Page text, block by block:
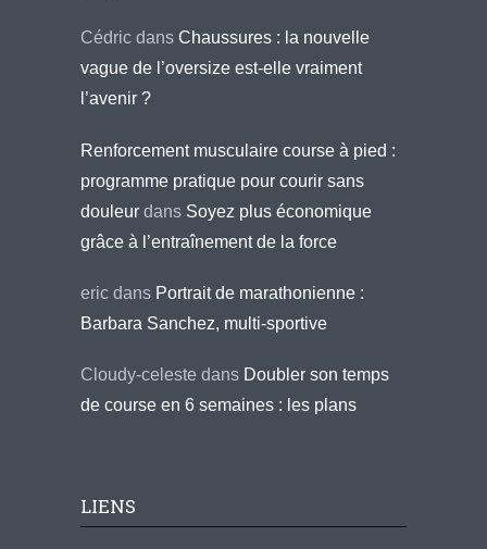
Cédric dans Chaussures : la nouvelle
vague de l’oversize est-elle vraiment
l’avenir ?
Renforcement musculaire course à pied :
programme pratique pour courir sans
douleur dans Soyez plus économique
grâce à l’entraînement de la force
eric dans Portrait de marathonienne :
Barbara Sanchez, multi-sportive
Cloudy-celeste dans Doubler son temps
de course en 6 semaines : les plans
LIENS